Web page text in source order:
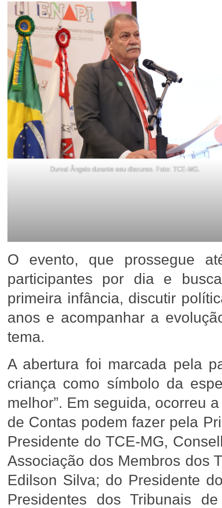
Durval Ângelo durante seu discurso. Foto: TCE-MG.
O evento, que prossegue
participantes por dia e
primeira infância, discutir
anos e acompanhar a
tema.
A abertura foi marcada pela
criança como símbolo da
melhor”. Em seguida, ocorreu
de Contas podem fazer pela
Presidente do TCE-MG,
Associação dos Membros dos
Edilson Silva; do Presidente
Presidentes dos Tribunais